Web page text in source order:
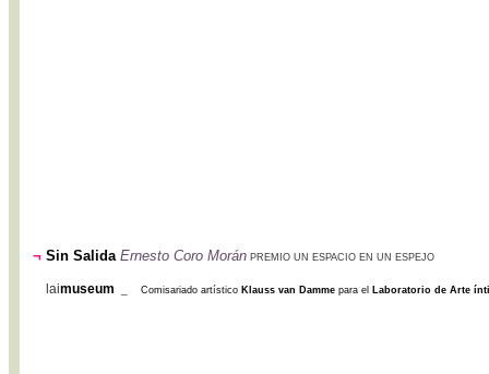
¬ Sin Salida Ernesto Coro Morán PREMIO UN ESPACIO EN UN ESPEJO
laimuseum Comisariado artístico Klauss van Damme para el Laboratorio de Arte